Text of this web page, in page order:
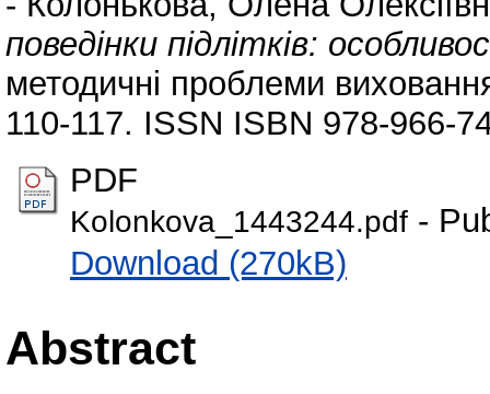
поведінки підлітків:
методичні проблеми
110-117. ISSN ISBN 978-966-
PDF
Kolonkova_1443244.pdf -
Download (270kB)
Abstract